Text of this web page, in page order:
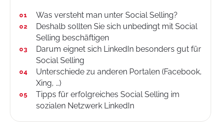
Was versteht man unter Social Selling?
Deshalb sollten Sie sich unbedingt mit Social
Selling beschäftigen
Darum eignet sich LinkedIn besonders gut für
Social Selling
Unterschiede zu anderen Portalen (Facebook,
Xing, …)
Tipps für erfolgreiches Social Selling im
sozialen Netzwerk LinkedIn